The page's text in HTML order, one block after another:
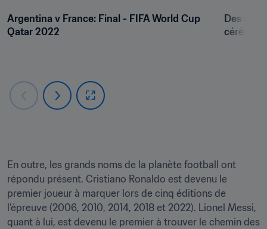
Argentina v France: Final - FIFA World Cup
Qatar 2022
Des
En outre, les grands noms de la planète football ont
répondu présent. Cristiano Ronaldo est devenu le
premier joueur à marquer lors de cinq éditions de
l’épreuve (2006, 2010, 2014, 2018 et 2022). Lionel Messi,
quant à lui, est devenu le premier à trouver le chemin des